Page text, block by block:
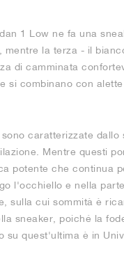
1 Low ne fa una
la terza - il
di camminata
si combinano con
caratterizzate
Mentre questi
potente che continua
l'occhiello e nella
sulla cui sommità è
sneaker, poiché la
su quest'ultima è in